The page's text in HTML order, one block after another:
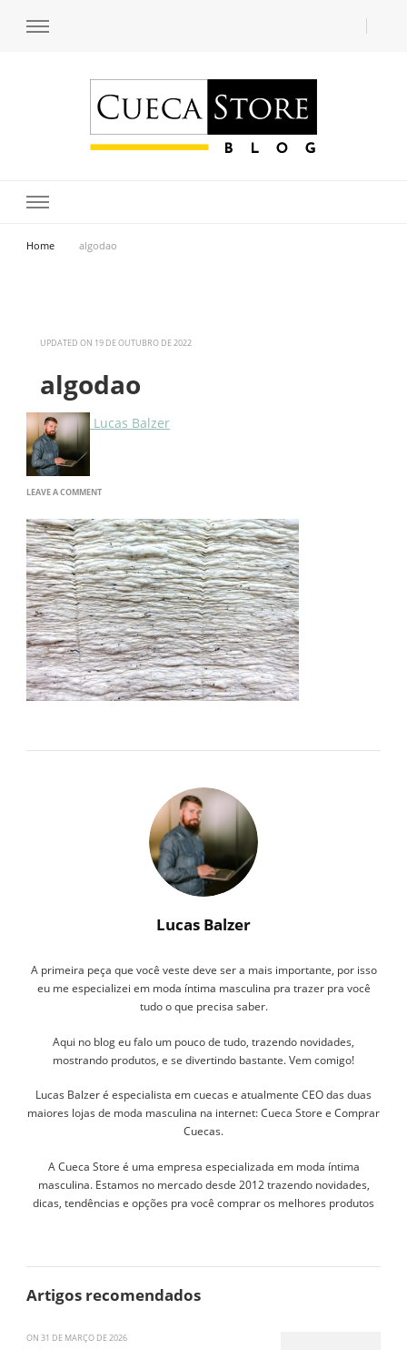
Home algodao
UPDATED ON 19 DE OUTUBRO DE 2022
algodao
Lucas Balzer
LEAVE A COMMENTON
Lucas Balzer
A primeira peça que você veste deve ser a mais importante, por isso
eu me especializei em moda íntima masculina pra trazer pra você
tudo o que precisa saber.
Aqui no blog eu falo um pouco de tudo, trazendo novidades,
mostrando produtos, e se divertindo bastante. Vem comigo!
Lucas Balzer é especialista em cuecas e atualmente CEO das duas
maiores lojas de moda masculina na internet: Cueca Store e Comprar
Cuecas.
A Cueca Store é uma empresa especializada em moda íntima
masculina. Estamos no mercado desde 2012 trazendo novidades,
dicas, tendências e opções pra você comprar os melhores produtos
Artigos recomendados
ON 31 DE MARÇO DE 2026